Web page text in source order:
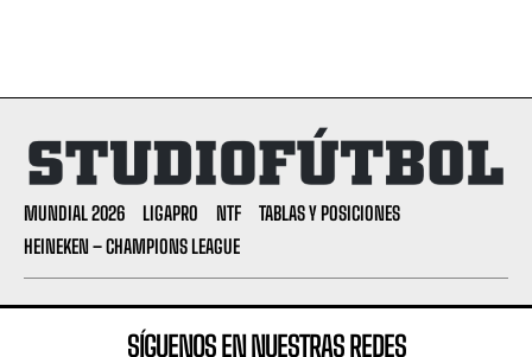
MUNDIAL 2026 LIGAPRO NTF
TABLAS Y POSICIONES
HEINEKEN – CHAMPIONS LEAGUE
SÍGUENOS EN NUESTRAS REDES